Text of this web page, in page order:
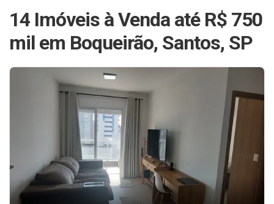
14 Imóveis à Venda até R$ 750
mil em Boqueirão, Santos, SP